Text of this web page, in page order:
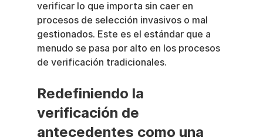
verificar lo que importa sin caer en
procesos de selección invasivos o mal
gestionados. Este es el estándar que a
menudo se pasa por alto en los procesos
de verificación tradicionales.
Redefiniendo la
verificación de
antecedentes como una